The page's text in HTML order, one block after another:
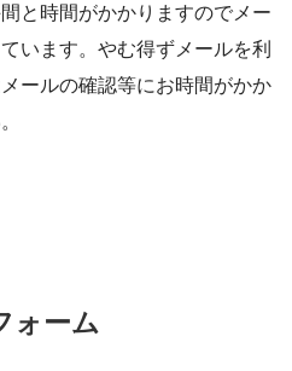
と時間がかかりますのでメー
います。やむ得ずメールを利
ールの確認等にお時間がかか
ォーム